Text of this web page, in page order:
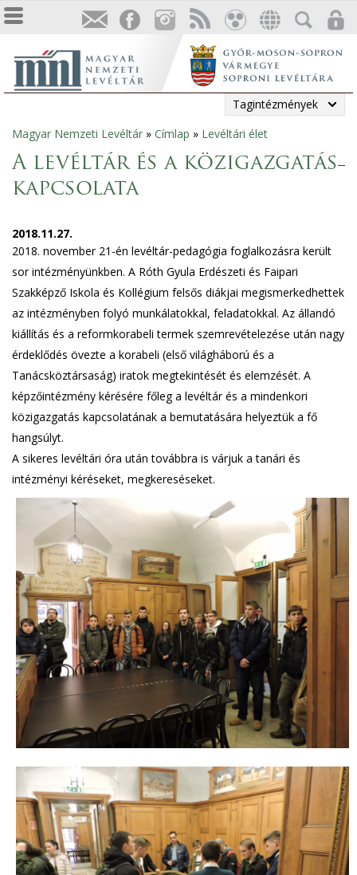
Tagintézmények
Jelenlegi
hely
Magyar Nemzeti Levéltár » Címlap » Levéltári élet
A levéltár és a közigazgatás
kapcsolata
2018.11.27.
2018. november 21-én levéltár-pedagógia foglalkozásra került
sor intézményünkben. A Róth Gyula Erdészeti és Faipari
Szakképző Iskola és Kollégium felsős diákjai megismerkedhettek
az intézményben folyó munkálatokkal, feladatokkal. Az állandó
kiállítás és a reformkorabeli termek szemrevételezése után nagy
érdeklődés övezte a korabeli (első világháború és a
Tanácsköztársaság) iratok megtekintését és elemzését. A
képzőintézmény kérésére főleg a levéltár és a mindenkori
közigazgatás kapcsolatának a bemutatására helyeztük a fő
hangsúlyt.
A sikeres levéltári óra után továbbra is várjuk a tanári és
intézményi kéréseket, megkereséseket.